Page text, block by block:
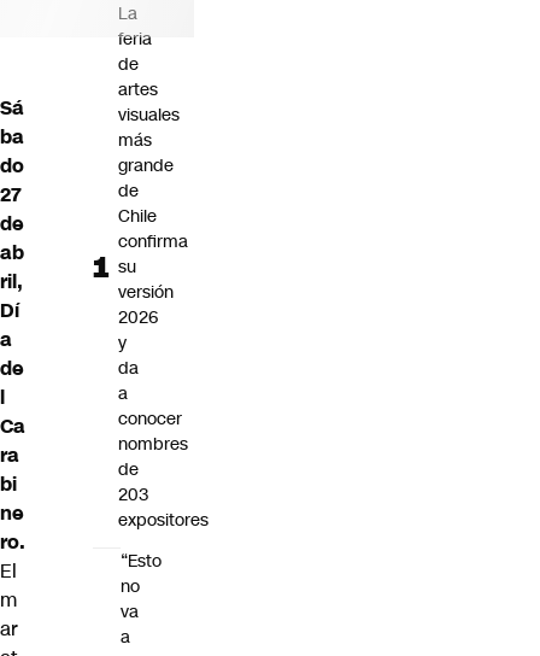
Sá
ba
do
27
de
ab
ril,
Dí
a
de
l
Ca
ra
bi
ne
ro.
El
m
ar
La
feria
de
artes
visuales
más
grande
de
Chile
confirma
su
versión
2026
y
da
a
conocer
nombres
de
203
expositores
“Esto
no
va
a